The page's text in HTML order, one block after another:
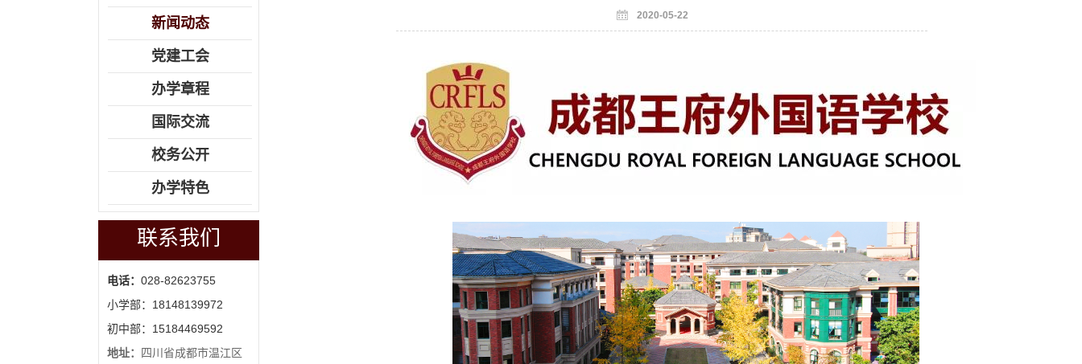
新闻动态
党建工会
办学章程
国际交流
校务公开
办学特色
联系我们
电话： 028-82623755
小学部：18148139972
初中部：15184469592
地址：
四川省成都市温江区
2020-05-22